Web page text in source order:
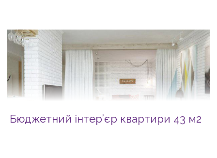
Бюджетний інтер’єр квартири 43 м2